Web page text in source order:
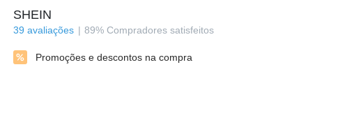
SHEIN
39 avaliações 89% Compradores satisfeitos
Promoções e descontos na compra